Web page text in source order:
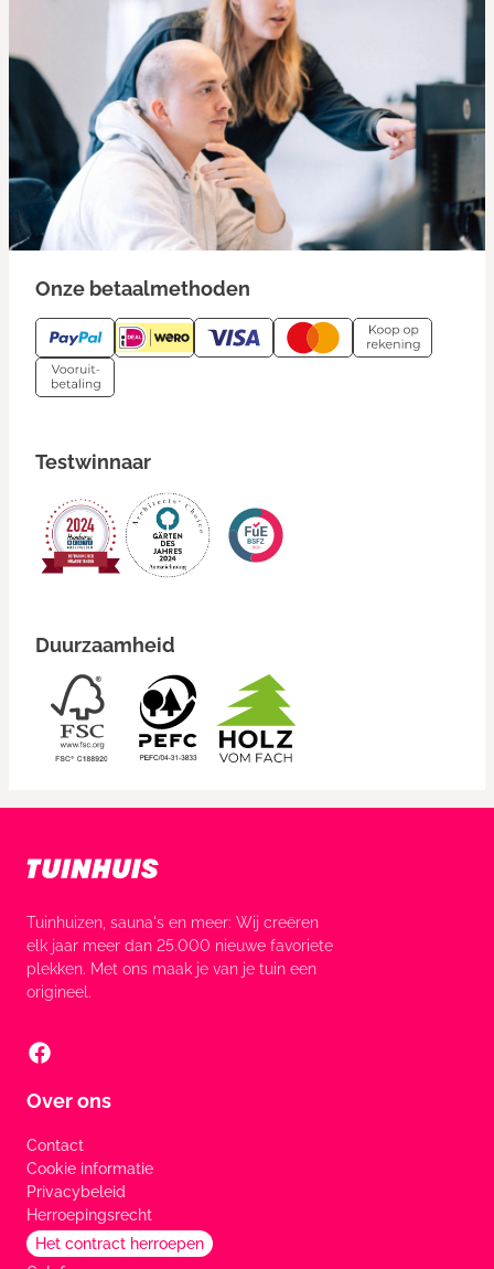
Onze betaalmethoden
Testwinnaar
Duurzaamheid
Tuinhuizen, sauna's en meer: Wij creëren
elk jaar meer dan 25.000 nieuwe favoriete
plekken. Met ons maak je van je tuin een
origineel.
Over ons
Contact
Cookie informatie
Privacybeleid
Herroepingsrecht
Het contract herroepen